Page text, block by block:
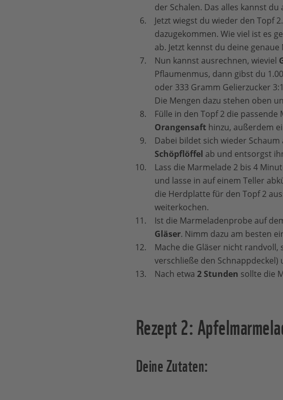
der Schalen. Das alles kannst
Jetzt wiegst du wieder den Topf
dazugekommen. Wie viel ist es
ab. Jetzt kennst du deine
Nun kannst ausrechnen, wieviel
Pflaumenmus, dann gibst du
oder 333 Gramm Gelierzucker
Die Mengen dazu stehen oben
Fülle in den Topf 2 die passende
Orangensafthinzu, außerdem
Dabei bildet sich wieder
Schöpflöffel ab und entsorgst
Lass die Marmelade 2 bis 4
und lasse in auf einem Teller
die Herdplatte für den Topf 2
weiterkochen.
Ist die Marmeladenprobe auf
Gläser. Nimm dazu am besten
Mache die Gläser nicht randvoll,
verschließe den Schnappdeckel)
Nach etwa 2 Stunden sollte die
Rezept 2:
Deine Zutaten: